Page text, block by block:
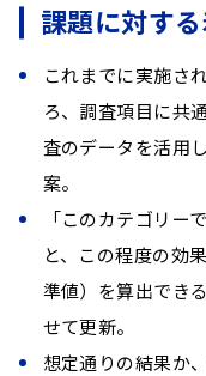
課題に対す
これまでに実施さ
ろ、調査項目に共
査のデータを活用
案。
「このカテゴリー
と、この程度の効
準値）を算出でき
せて更新。
想定通りの結果か